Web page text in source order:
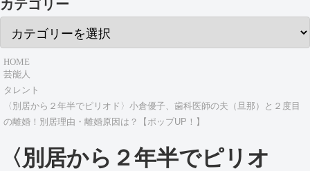
カテゴリー
HOME
芸能人
タレント
〈別居から２年半でピリオド〉小倉優子、歯科医師の夫（旦那）と２度目
の離婚！別居理由・離婚原因は？【ポップUP！】
〈別居から２年半でピリオ